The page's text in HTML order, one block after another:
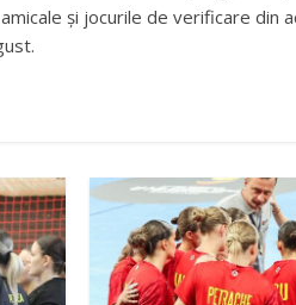
și jocurile de verificare din